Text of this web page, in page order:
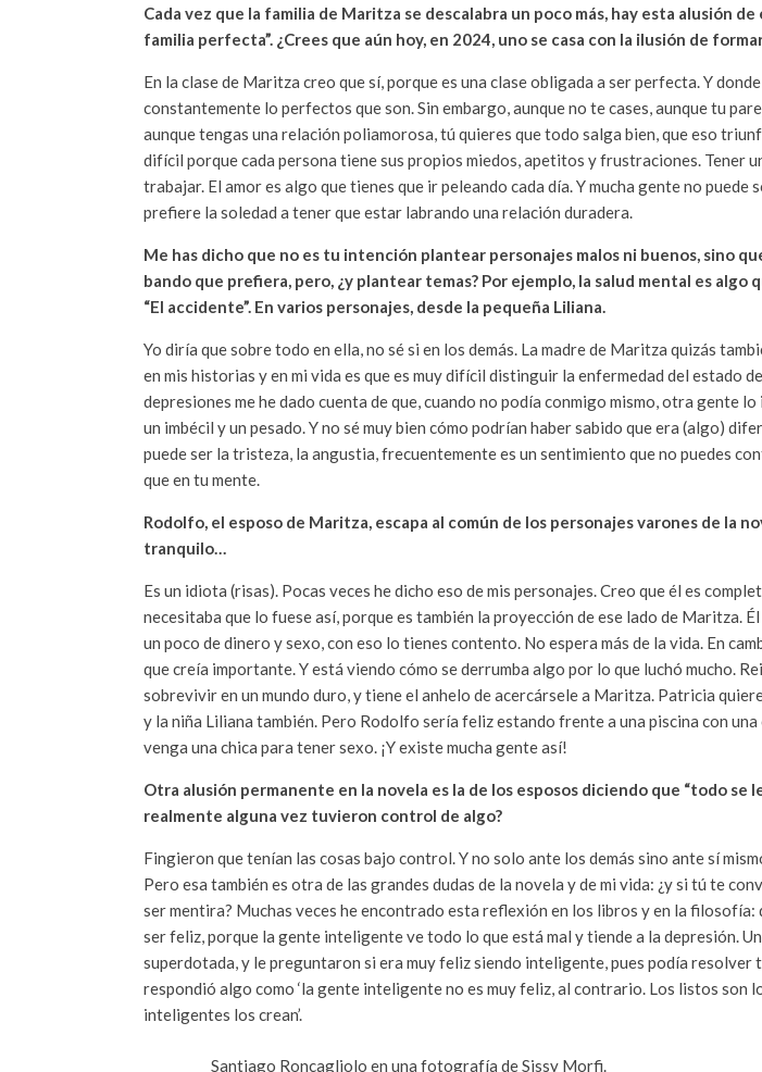
Cada vez que la familia de Maritza se descalabra un poco más, hay esta alusión de
familia perfecta”. ¿Crees que aún hoy, en 2024, uno se casa con la ilusión de
En la clase de Maritza creo que sí, porque es una clase obligada a ser perfecta. Y
constantemente lo perfectos que son. Sin embargo, aunque no te cases, aunque tu
aunque tengas una relación poliamorosa, tú quieres que todo salga bien, que eso
difícil porque cada persona tiene sus propios miedos, apetitos y frustraciones. Tener
trabajar. El amor es algo que tienes que ir peleando cada día. Y mucha gente no puede
prefiere la soledad a tener que estar labrando una relación duradera.
Me has dicho que no es tu intención plantear personajes malos ni buenos, sino
bando que prefiera, pero, ¿y plantear temas? Por ejemplo, la salud mental es algo
“El accidente”. En varios personajes, desde la pequeña Liliana.
Yo diría que sobre todo en ella, no sé si en los demás. La madre de Maritza quizás
en mis historias y en mi vida es que es muy difícil distinguir la enfermedad del estado
depresiones me he dado cuenta de que, cuando no podía conmigo mismo, otra gente
un imbécil y un pesado. Y no sé muy bien cómo podrían haber sabido que era (algo)
puede ser la tristeza, la angustia, frecuentemente es un sentimiento que no puedes
que en tu mente.
Rodolfo, el esposo de Maritza, escapa al común de los personajes varones de la
tranquilo…
Es un idiota (risas). Pocas veces he dicho eso de mis personajes. Creo que él es
necesitaba que lo fuese así, porque es también la proyección de ese lado de Maritza.
un poco de dinero y sexo, con eso lo tienes contento. No espera más de la vida. En
que creía importante. Y está viendo cómo se derrumba algo por lo que luchó mucho.
sobrevivir en un mundo duro, y tiene el anhelo de acercársele a Maritza. Patricia
y la niña Liliana también. Pero Rodolfo sería feliz estando frente a una piscina con una
venga una chica para tener sexo. ¡Y existe mucha gente así!
Otra alusión permanente en la novela es la de los esposos diciendo que “todo se
realmente alguna vez tuvieron control de algo?
Fingieron que tenían las cosas bajo control. Y no solo ante los demás sino ante sí
Pero esa también es otra de las grandes dudas de la novela y de mi vida: ¿y si tú te
ser mentira? Muchas veces he encontrado esta reflexión en los libros y en la filosofía:
ser feliz, porque la gente inteligente ve todo lo que está mal y tiende a la depresión.
superdotada, y le preguntaron si era muy feliz siendo inteligente, pues podía resolver
respondió algo como ‘la gente inteligente no es muy feliz, al contrario. Los listos son
inteligentes los crean’.
Santiago Roncagliolo en una fotografía de Sissy Morfi.